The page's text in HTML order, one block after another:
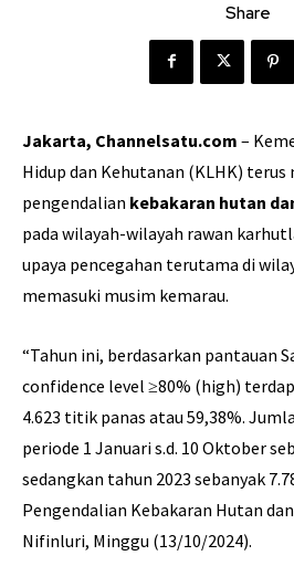
Share
Jakarta, Channelsatu.com –
Hidup dan Kehutanan (KLHK)
pengendalian kebakaran hutan
pada wilayah-wilayah rawan
upaya pencegahan terutama di
memasuki musim kemarau.
“Tahun ini, berdasarkan pantauan
confidence level ≥80% (high)
4.623 titik panas atau 59,38%.
periode 1 Januari s.d. 10 Oktober
sedangkan tahun 2023 sebanyak
Pengendalian Kebakaran Hutan
Nifinluri, Minggu (13/10/2024).